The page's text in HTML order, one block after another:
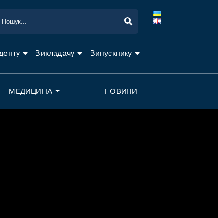
Викладачу Випускнику
МЕДИЦИНА НОВИНИ